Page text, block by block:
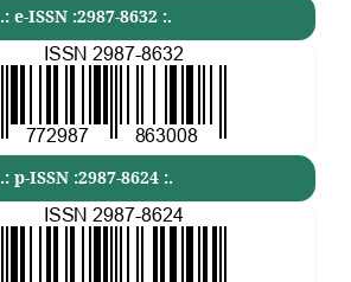
.: e-ISSN :2987-8632 :.
.: p-ISSN :2987-8624 :.